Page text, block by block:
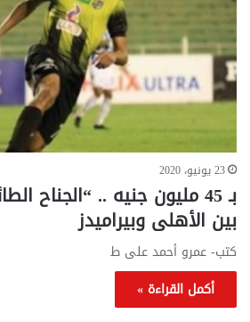
23 يونيو، 2020
بـ 45 مليون جنيه .. “الجناح
بين الأهلى وبيراميدز
كتب- عمرو أحمد على ط
أكمل القراءة »